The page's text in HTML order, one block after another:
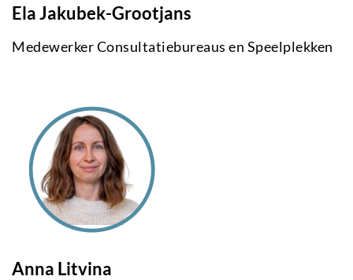
Ela Jakubek-Grootjans
Medewerker Consultatiebureaus en Speelplekken
Anna Litvina